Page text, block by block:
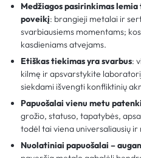
Medžiagos pasirinkimas
poveikį: brangieji metalai ir
svarbiausiems momentams;
kasdieniams atvejams.
Etiškas tiekimas yra svarbus:
kilmę ir apsvarstykite
siekdami išvengti konfliktinių
Papuošalai vienu metu
grožio, statuso, tapatybės,
todėl tai viena universaliausių
Nuolatiniai papuošalai –